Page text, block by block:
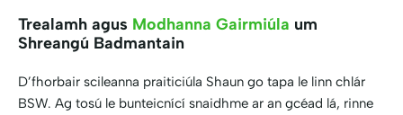
Trealamh agus Modhanna Gairmiúla um
Shreangú Badmantain
D’fhorbair scileanna praiticiúla Shaun go tapa le linn chlár
BSW. Ag tosú le bunteicnící snaidhme ar an gcéad lá, rinne